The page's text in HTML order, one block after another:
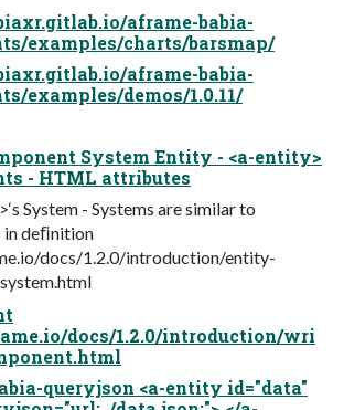
aframe-babia-
examples/charts/barsmap/
aframe-babia-
examples/demos/1.0.11/
System Entity - <a-entity>
- HTML attributes
System - Systems are similar to
in deﬁnition
docs/1.2.0/introduction/entity-
docs/1.2.0/introduction/wri
queryjson <a-entity id="data"